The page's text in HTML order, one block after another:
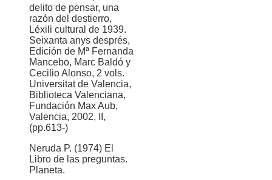
delito de pensar, una
razón del destierro,
Léxili cultural de 1939.
Seixanta anys després,
Edición de Mª Fernanda
Mancebo, Marc Baldó y
Cecilio Alonso, 2 vols.
Universitat de Valencia,
Biblioteca Valenciana,
Fundación Max Aub,
Valencia, 2002, II,
(pp.613-)
Neruda P. (1974) El
Libro de las preguntas.
Planeta.